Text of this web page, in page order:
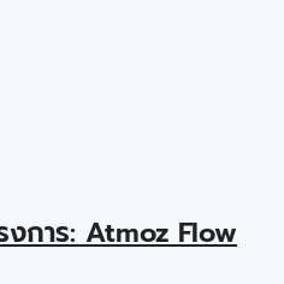
งการ: Atmoz Flow